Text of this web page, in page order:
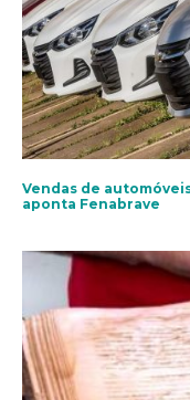
Vendas de
aponta Fenabrave